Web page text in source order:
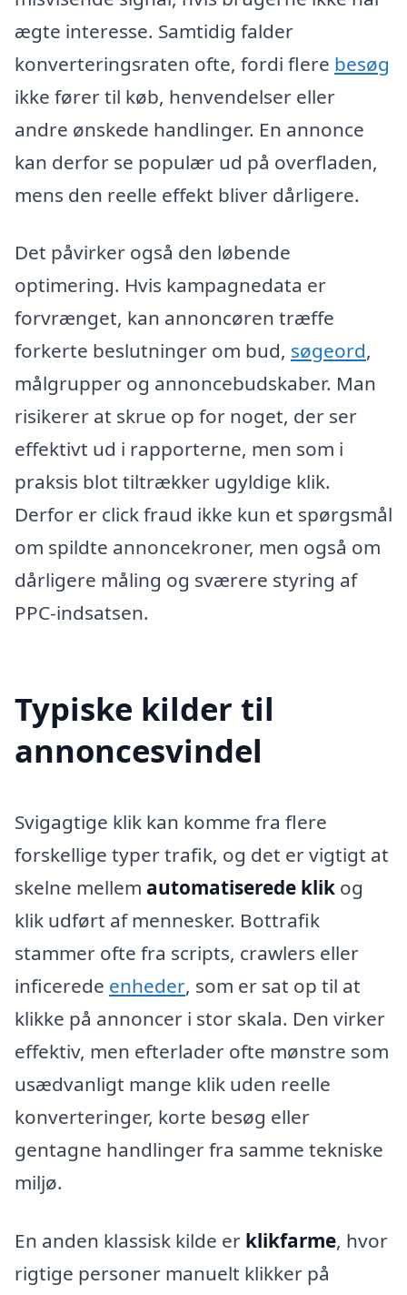
ægte interesse. Samtidig falder
konverteringsraten ofte, fordi flere besøg
ikke fører til køb, henvendelser eller
andre ønskede handlinger. En annonce
kan derfor se populær ud på overfladen,
mens den reelle effekt bliver dårligere.
Det påvirker også den løbende
optimering. Hvis kampagnedata er
forvrænget, kan annoncøren træffe
forkerte beslutninger om bud, søgeord,
målgrupper og annoncebudskaber. Man
risikerer at skrue op for noget, der ser
effektivt ud i rapporterne, men som i
praksis blot tiltrækker ugyldige klik.
Derfor er click fraud ikke kun et spørgsmål
om spildte annoncekroner, men også om
dårligere måling og sværere styring af
PPC-indsatsen.
Typiske kilder til
annoncesvindel
Svigagtige klik kan komme fra flere
forskellige typer trafik, og det er vigtigt at
skelne mellem automatiserede klik og
klik udført af mennesker. Bottrafik
stammer ofte fra scripts, crawlers eller
inficerede enheder, som er sat op til at
klikke på annoncer i stor skala. Den virker
effektiv, men efterlader ofte mønstre som
usædvanligt mange klik uden reelle
konverteringer, korte besøg eller
gentagne handlinger fra samme tekniske
miljø.
En anden klassisk kilde er klikfarme, hvor
rigtige personer manuelt klikker på